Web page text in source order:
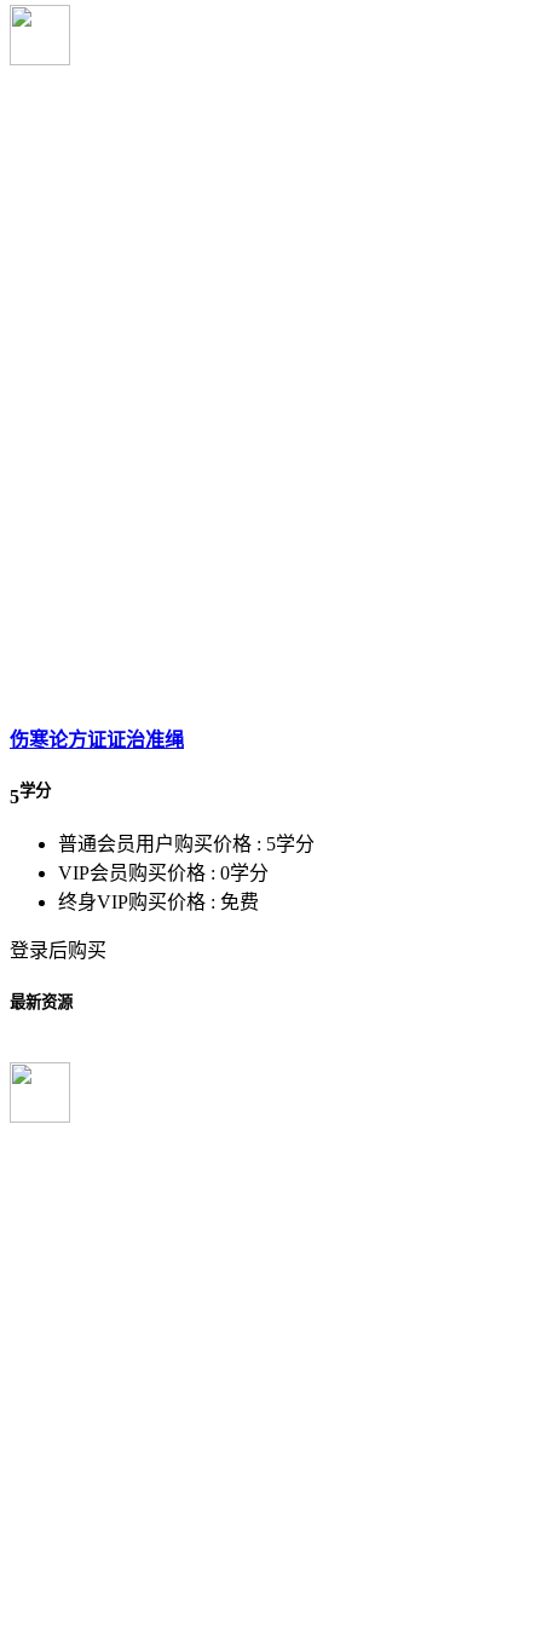
伤寒论方证证治准绳
5学分
普通会员用户购买价格 : 5学分
VIP会员购买价格 : 0学分
终身VIP购买价格 : 免费
登录后购买
最新资源